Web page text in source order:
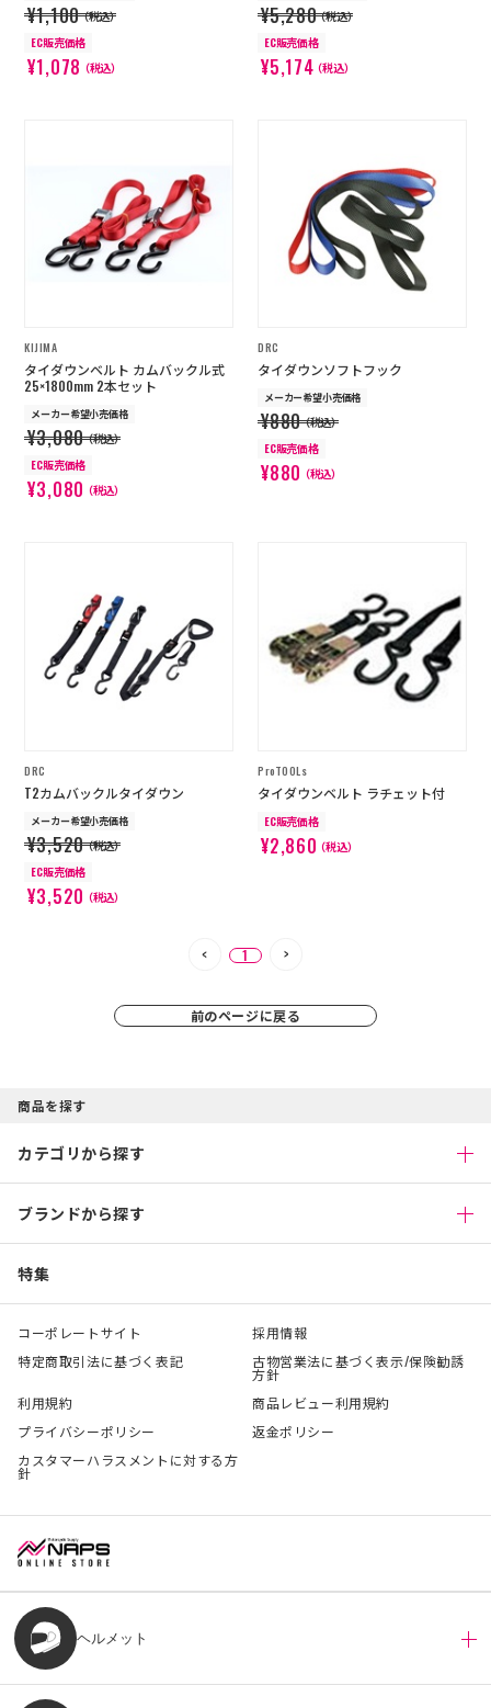
¥1,100（税込）
EC販売価格
¥1,078（税込）
¥5,280（税込）
EC販売価格
¥5,174（税込）
KIJIMA
タイダウンベルト カムバックル式
25×1800mm 2本セット
メーカー希望小売価格
¥3,080（税込）
EC販売価格
¥3,080（税込）
DRC
タイダウンソフトフック
メーカー希望小売価格
¥880（税込）
EC販売価格
¥880（税込）
DRC
T2カムバックルタイダウン
メーカー希望小売価格
¥3,520（税込）
EC販売価格
¥3,520（税込）
ProTOOLs
タイダウンベルト ラチェット付
EC販売価格
¥2,860（税込）
1
前のページに戻る
商品を探す
カテゴリから探す
ブランドから探す
特集
コーポレートサイト
採用情報
特定商取引法に基づく表記
古物営業法に基づく表示/保険勧誘
方針
利用規約
商品レビュー利用規約
プライバシーポリシー
返金ポリシー
カスタマーハラスメントに対する方
針
ヘルメット